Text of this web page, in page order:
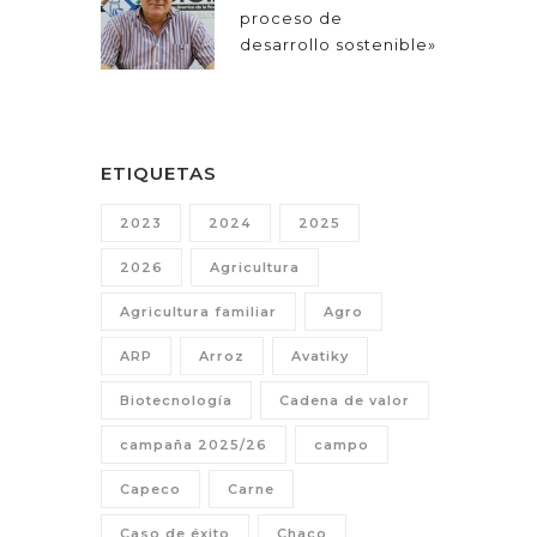
proceso de
desarrollo sostenible»
ETIQUETAS
2023 2024 2025
2026 Agricultura
Agricultura familiar Agro
ARP Arroz Avatiky
Biotecnología Cadena de valor
campaña 2025/26 campo
Capeco Carne
Caso de éxito Chaco